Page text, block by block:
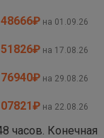
₽ на 01.09.26
₽ на 17.08.26
₽ на 29.08.26
₽ на 22.08.26
часов. Конечная